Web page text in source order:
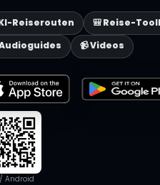
KI-Reiserouten 🎒 Reise-
📹 Videos
Android